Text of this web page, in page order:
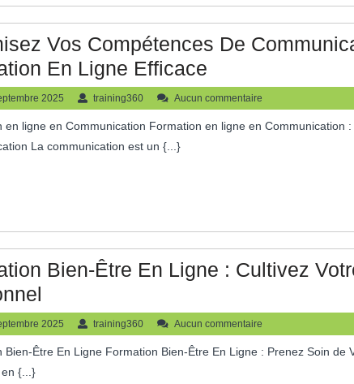
:
Dans
Votre
Vos Compétences De
En Ligne Efficace
Vos
Compétences
Une
Formation
Ligne
Efficace
2025
30
septembre
2025
training360 training360
Aucun commentaire
La communication est un {...}
Bien-Être En Ligne : Cultivez
Bien-
Être
2025
28
septembre
2025
training360 training360
Aucun commentaire
{...}